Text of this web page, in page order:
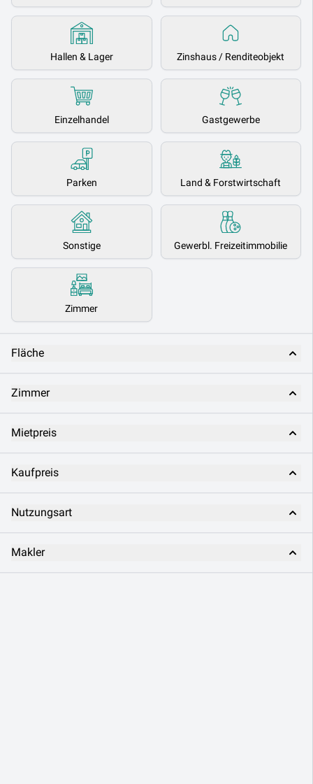
Hallen & Lager Zinshaus / Renditeobjekt
Einzelhandel Gastgewerbe
Parken Land & Forstwirtschaft
Sonstige Gewerbl. Freizeitimmobilie
Zimmer
Fläche
Zimmer
Mietpreis
Kaufpreis
Nutzungsart
Makler